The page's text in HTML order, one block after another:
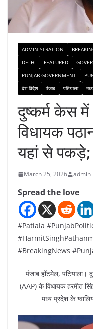
ADMINISTRATION
DELHI
FEATURED
PUNJAB GOVERNMENT
देश-विदेश
पंजाब पटियाला
दुष्कर्म केस
विधायक
यहां से पकड़े;
March 25, 2026 admin
Spread the love
#Patiala
#BreakingNews
पंजाब हॉटमेल, पटियाला।
(AAP) के विधायक हरमीत
मध्य प्रदेश के